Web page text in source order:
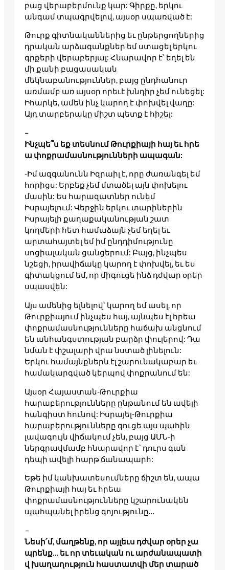
բաց վերաբերմունք կար: Գիրքը, երկու
անգամ տպագրվելով, այսօր սպառված է:
Թուրք գիտնականներից եւ ընթերցողներից
դրական արձագանքներ եմ ստացել երկու
գրքերի վերաբերյալ: Հնարավոր է՝ եղել են
մի քանի բացասական
մեկնաբանություններ, բայց ընդհանուր
առմամբ առ այսօր որեւէ խնդիր չեմ ունեցել:
Իհարկե, ամեն ինչ կարող է փոխվել վաղը:
Այդ տարբերակը միշտ պետք է հիշել:
–
Ինչպե՞ս եք տեսնում Թուրքիայի հայ եւ հրե
ա փոքրամասնությունների ապագան:
-Իմ ազգանունն Իզրաիլ է, որը ժառանգել եմ
հորիցս: Երբեք չեմ մտածել այն փոխելու
մասին: Ես հարազատներ ունեմ
Իսրայելում: Վերջին երկու տարիներին
Իսրայելի քաղաքականության շատ
կողմերի հետ համաձայն չեմ եղել եւ
արտահայտել եմ իմ ընդդիմությունը
սոցիալական ցանցերում: Բայց, ինչպես
նշեցի, իրավիճակը կարող է փոխվել, եւ ես
գիտակցում եմ, որ միգուցե ինձ դժվար օրեր
սպասվեն:
Այս ամենից ելնելով՝ կարող եմ ասել, որ
Թուրքիայում ինչպես հայ, այնպես էլ հրեա
փոքրամասնությունները հաճախ անցնում
են անհանգստության բարձր փուլերով: Դա
նման է փշալարի վրա նստած լինելուն:
Երկու համայնքներն էլ շարունակաբար եւ
համակարգված կերպով փոքրանում են:
Այսօր Հայաստան-Թուրքիա
հարաբերությունները ընթանում են ավելի
հանգիստ հունով: Իսրայել-Թուրքիա
հարաբերությունները գուցե այս պահին
լավագույն վիճակում չեն, բայց ԱՄՆ-ի
ներգրավմամբ հնարավոր է՝ դուրս գան
դեպի ավելի հարթ ճանապարհ:
Եթե իմ կանխատեսումները ճիշտ են, ապա
Թուրքիայի հայ եւ հրեա
փոքրամասնությունները կշարունակեն
պահպանել իրենց գոյությունը…
–
Նեսի՛մ, մաղթենք, որ այլեւս դժվար օրեր չա
պրենք… եւ որ տեւական ու արժանապատի
վ խաղաղություն հաստատվի մեր տարած